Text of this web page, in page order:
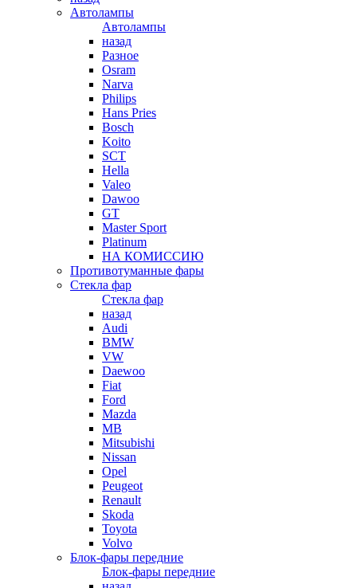
Автолампы
Автолампы
назад
Разное
Osram
Narva
Philips
Hans Pries
Bosch
Koito
SCT
Hella
Valeo
Dawoo
GT
Master Sport
Platinum
НА КОМИССИЮ
Противотуманные фары
Стекла фар
Стекла фар
назад
Audi
BMW
VW
Daewoo
Fiat
Ford
Mazda
MB
Mitsubishi
Nissan
Opel
Peugeot
Renault
Skoda
Toyota
Volvo
Блок-фары передние
Блок-фары передние